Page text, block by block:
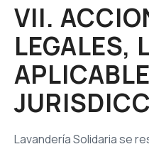
VII.
LEGALES,
Lavandería Solidaria se